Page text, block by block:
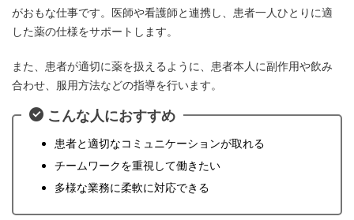
がおもな仕事です。医師や看護師と連携し、患者一人ひとりに適
した薬の仕様をサポートします。
また、患者が適切に薬を扱えるように、患者本人に副作用や飲み
合わせ、服用方法などの指導を行います。
こんな人におすすめ
患者と適切なコミュニケーションが取れる
チームワークを重視して働きたい
多様な業務に柔軟に対応できる